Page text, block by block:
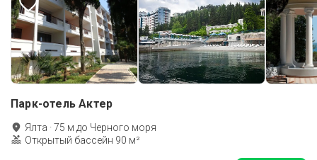
Парк-отель Актер
Ялта ·75 м до Черного моря
Открытый бассейн 90 м²